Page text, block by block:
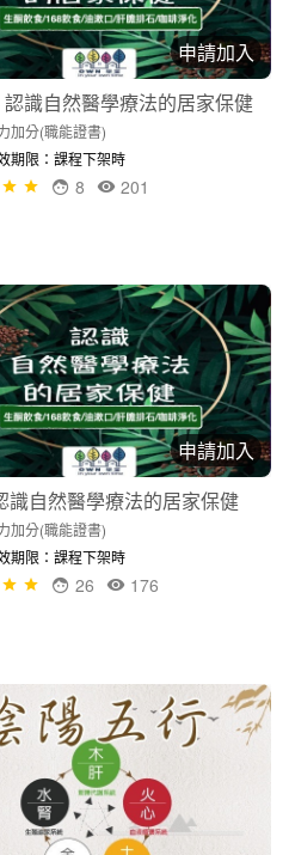
申請加入
識自然醫學療法的居家保健
加分(職能證書)
期限：課程下架時
201
8
申請加入
識自然醫學療法的居家保健
加分(職能證書)
期限：課程下架時
176
26